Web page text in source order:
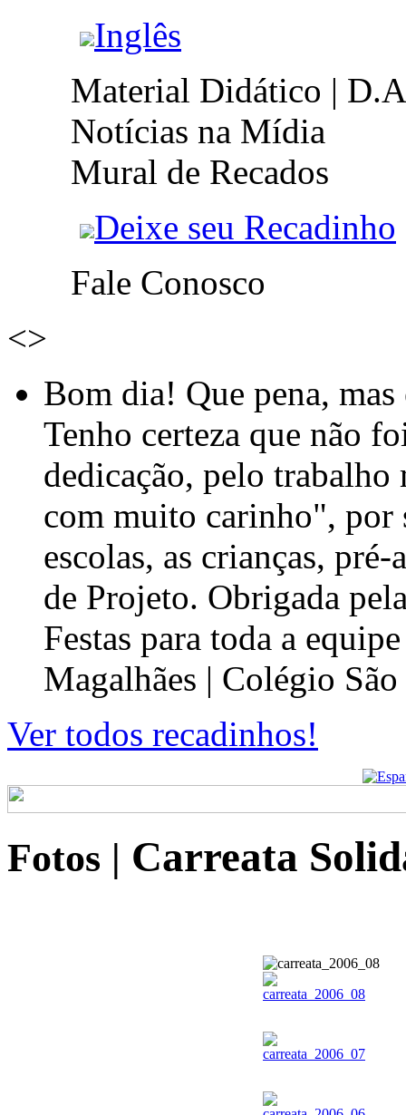
Inglês
Material Didático |
Notícias na Mídia
Mural de Recados
Deixe seu Recadinho
Fale Conosco
<>
Bom dia! Que pena,
Tenho certeza que não
dedicação, pelo
com muito carinho", por
escolas, as crianças, pré-
de Projeto. Obrigada
Festas para toda a
Magalhães | Colégio
Ver todos recadinhos!
Fotos | Carreata